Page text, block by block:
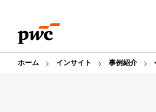
content
footer
ホーム インサイト 事例紹介